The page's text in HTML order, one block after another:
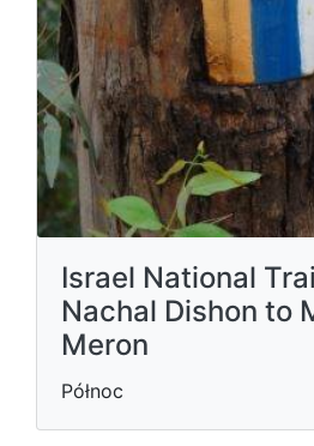
Israel National
Nachal Dishon to
Meron
Północ